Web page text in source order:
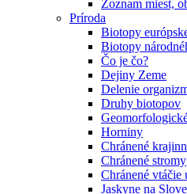
Zoznam miest,
Príroda
Biotopy
Biotopy
Čo je čo?
Dejiny Zeme
Delenie
Druhy biotopov
Horniny
Chránené
Chránené stromy
Chránené vtáčie
Jaskyne na